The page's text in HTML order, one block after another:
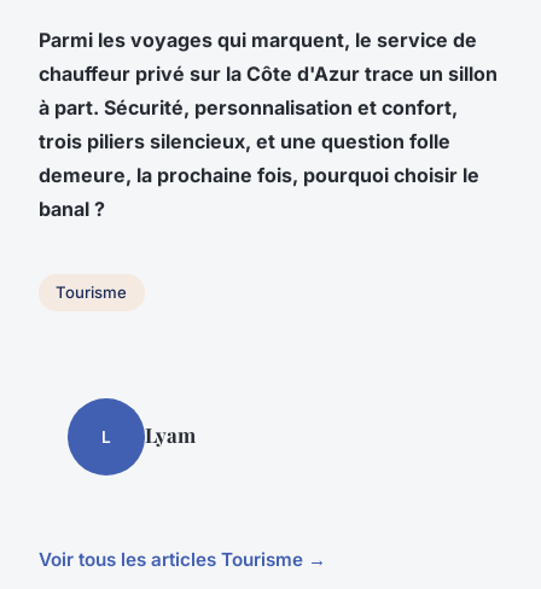
Parmi les voyages qui marquent, le service de
chauffeur privé sur la Côte d'Azur trace un sillon
à part. Sécurité, personnalisation et confort,
trois piliers silencieux, et une question folle
demeure, la prochaine fois, pourquoi choisir le
banal ?
Tourisme
L Lyam
Voir tous les articles Tourisme →